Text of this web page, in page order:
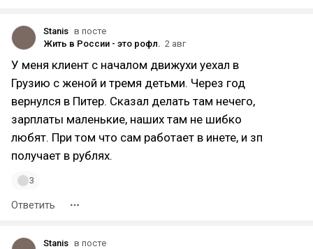
Stanis в посте
Жить в России - это рофл. 2 авг
У меня клиент с началом движухи уехал в
Грузию с женой и тремя детьми. Через год
вернулся в Питер. Сказал делать там нечего,
зарплаты маленькие, наших там не шибко
любят. При том что сам работает в инете, и зп
получает в рублях.
3
Ответить
Stanis в посте